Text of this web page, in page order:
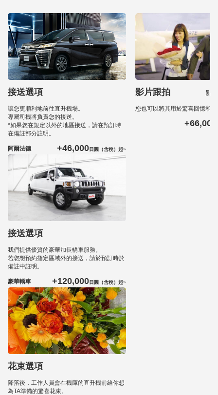
接送選項
讓您更順利地前往直升機場。
專屬司機將負責您的接送。
*如果您在規定以外的地區接送，請在預訂時
在備註部分註明。
阿爾法德 +46,000日圓（含稅）起~
接送選項
我們提供優質的豪華加長轎車服務。
若您想預約指定區域外的接送，請於預訂時於
備註中註明。
豪華轎車 +120,000日圓（含稅）起~
花束選項
降落後，工作人員會在機庫的直升機前給你想
為TA準備的驚喜花束。
影片跟拍 點
您也可以將其用於驚喜回憶和
+66,000